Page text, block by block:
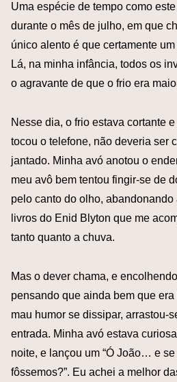
Uma espécie de tempo como
durante o mês de julho, em que
único alento é que certamente
Lá, na minha infância, todos os
o agravante de que o frio era
Nesse dia, o frio estava cortante
tocou o telefone, não deveria ser
jantado. Minha avó anotou o
meu avô bem tentou fingir-se de
pelo canto do olho,
livros do Enid Blyton que me
tanto quanto a chuva.
Mas o dever chama, e
pensando que ainda bem que
mau humor se dissipar, arrastou-
entrada. Minha avó estava
noite, e lançou um “Ó João… e
fôssemos?”. Eu achei a melhor